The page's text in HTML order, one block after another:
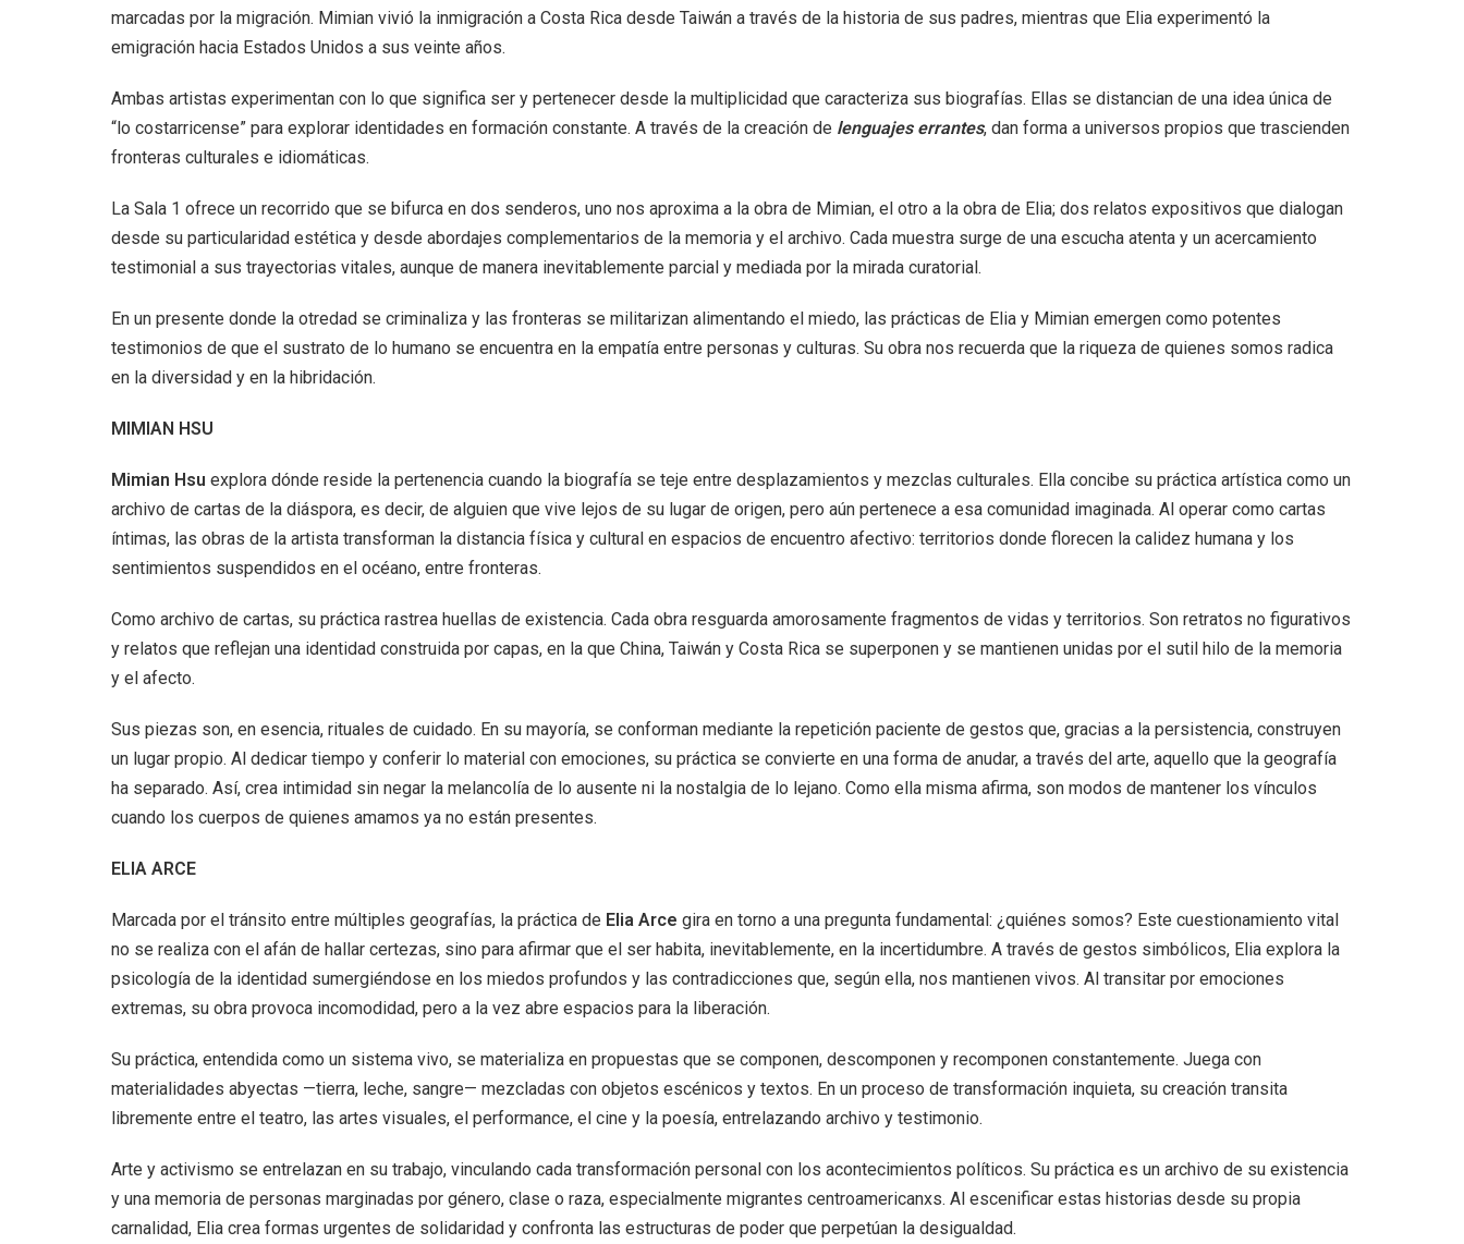
marcadas por la migración. Mimian vivió la inmigración a Costa Rica desde Taiwán a través de la historia de sus padres, mientras que Elia experimentó la
emigración hacia Estados Unidos a sus veinte años.
Ambas artistas experimentan con lo que significa ser y pertenecer desde la multiplicidad que caracteriza sus biografías. Ellas se distancian de una idea única de
“lo costarricense” para explorar identidades en formación constante. A través de la creación de lenguajes errantes, dan forma a universos propios que trascienden
fronteras culturales e idiomáticas.
La Sala 1 ofrece un recorrido que se bifurca en dos senderos, uno nos aproxima a la obra de Mimian, el otro a la obra de Elia; dos relatos expositivos que dialogan
desde su particularidad estética y desde abordajes complementarios de la memoria y el archivo. Cada muestra surge de una escucha atenta y un acercamiento
testimonial a sus trayectorias vitales, aunque de manera inevitablemente parcial y mediada por la mirada curatorial.
En un presente donde la otredad se criminaliza y las fronteras se militarizan alimentando el miedo, las prácticas de Elia y Mimian emergen como potentes
testimonios de que el sustrato de lo humano se encuentra en la empatía entre personas y culturas. Su obra nos recuerda que la riqueza de quienes somos radica
en la diversidad y en la hibridación.
MIMIAN HSU
Mimian Hsu explora dónde reside la pertenencia cuando la biografía se teje entre desplazamientos y mezclas culturales. Ella concibe su práctica artística como un
archivo de cartas de la diáspora, es decir, de alguien que vive lejos de su lugar de origen, pero aún pertenece a esa comunidad imaginada. Al operar como cartas
íntimas, las obras de la artista transforman la distancia física y cultural en espacios de encuentro afectivo: territorios donde florecen la calidez humana y los
sentimientos suspendidos en el océano, entre fronteras.
Como archivo de cartas, su práctica rastrea huellas de existencia. Cada obra resguarda amorosamente fragmentos de vidas y territorios. Son retratos no figurativos
y relatos que reflejan una identidad construida por capas, en la que China, Taiwán y Costa Rica se superponen y se mantienen unidas por el sutil hilo de la memoria
y el afecto.
Sus piezas son, en esencia, rituales de cuidado. En su mayoría, se conforman mediante la repetición paciente de gestos que, gracias a la persistencia, construyen
un lugar propio. Al dedicar tiempo y conferir lo material con emociones, su práctica se convierte en una forma de anudar, a través del arte, aquello que la geografía
ha separado. Así, crea intimidad sin negar la melancolía de lo ausente ni la nostalgia de lo lejano. Como ella misma afirma, son modos de mantener los vínculos
cuando los cuerpos de quienes amamos ya no están presentes.
ELIA ARCE
Marcada por el tránsito entre múltiples geografías, la práctica de Elia Arce gira en torno a una pregunta fundamental: ¿quiénes somos? Este cuestionamiento vital
no se realiza con el afán de hallar certezas, sino para afirmar que el ser habita, inevitablemente, en la incertidumbre. A través de gestos simbólicos, Elia explora la
psicología de la identidad sumergiéndose en los miedos profundos y las contradicciones que, según ella, nos mantienen vivos. Al transitar por emociones
extremas, su obra provoca incomodidad, pero a la vez abre espacios para la liberación.
Su práctica, entendida como un sistema vivo, se materializa en propuestas que se componen, descomponen y recomponen constantemente. Juega con
materialidades abyectas —tierra, leche, sangre— mezcladas con objetos escénicos y textos. En un proceso de transformación inquieta, su creación transita
libremente entre el teatro, las artes visuales, el performance, el cine y la poesía, entrelazando archivo y testimonio.
Arte y activismo se entrelazan en su trabajo, vinculando cada transformación personal con los acontecimientos políticos. Su práctica es un archivo de su existencia
y una memoria de personas marginadas por género, clase o raza, especialmente migrantes centroamericanxs. Al escenificar estas historias desde su propia
carnalidad, Elia crea formas urgentes de solidaridad y confronta las estructuras de poder que perpetúan la desigualdad.